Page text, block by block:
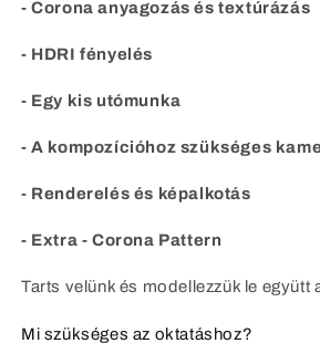
- Corona anyagozás és textúrázás
- HDRI fényelés
- Egy kis utómunka
- A kompozícióhoz szükséges
- Renderelés és képalkotás
- Extra - Corona Pattern
Tarts velünk és modellezzük le együtt
Mi szükséges az oktatáshoz?